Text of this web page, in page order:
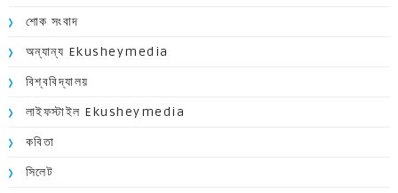
শোক সংবাদ
অন্যান্য Ekusheymedia
বিশ্ববিদ্যালয়
লাইফস্টাইল Ekusheymedia
কবিতা
সিলেট